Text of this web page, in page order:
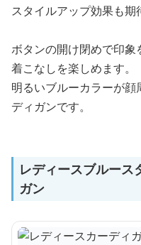
スタイルアップ効果も期
ボタンの開け閉めで印
着こなしを楽しめます。
明るいブルーカラーが
ディガンです。
レディースブルース
ガン